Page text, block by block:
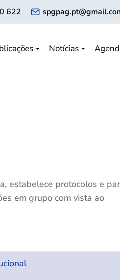
622
Notícias
estabelece protocolos e
em grupo com vista ao